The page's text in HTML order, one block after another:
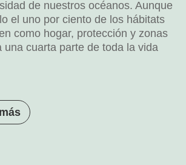
de nuestros océanos. Aunque
el uno por ciento de los hábitats
como hogar, protección y zonas
una cuarta parte de toda la vida